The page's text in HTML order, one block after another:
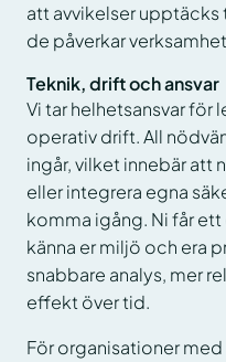
att avvikelser upptäcks
de påverkar
Teknik, drift och ansvar
Vi tar helhetsansvar för
operativ drift. All
ingår, vilket innebär att
eller integrera egna
komma igång. Ni får
känna er miljö och era
snabbare analys, mer
effekt över tid.
För organisationer